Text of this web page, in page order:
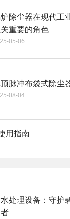
除尘器在现代工
重要的角色
05-06
脉冲布袋式除尘
08-04
用指南
处理设备：守护